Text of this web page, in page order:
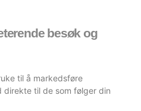
besøk og
til å markedsføre
til de som følger din